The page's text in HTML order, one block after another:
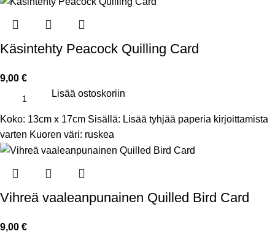
Käsintehty Peacock Quilling Card
9,00 €
Lisää ostoskoriin
Koko: 13cm x 17cm Sisällä: Lisää tyhjää paperia kirjoittamista
varten Kuoren väri: ruskea
Vihreä vaaleanpunainen Quilled Bird Card
9,00 €